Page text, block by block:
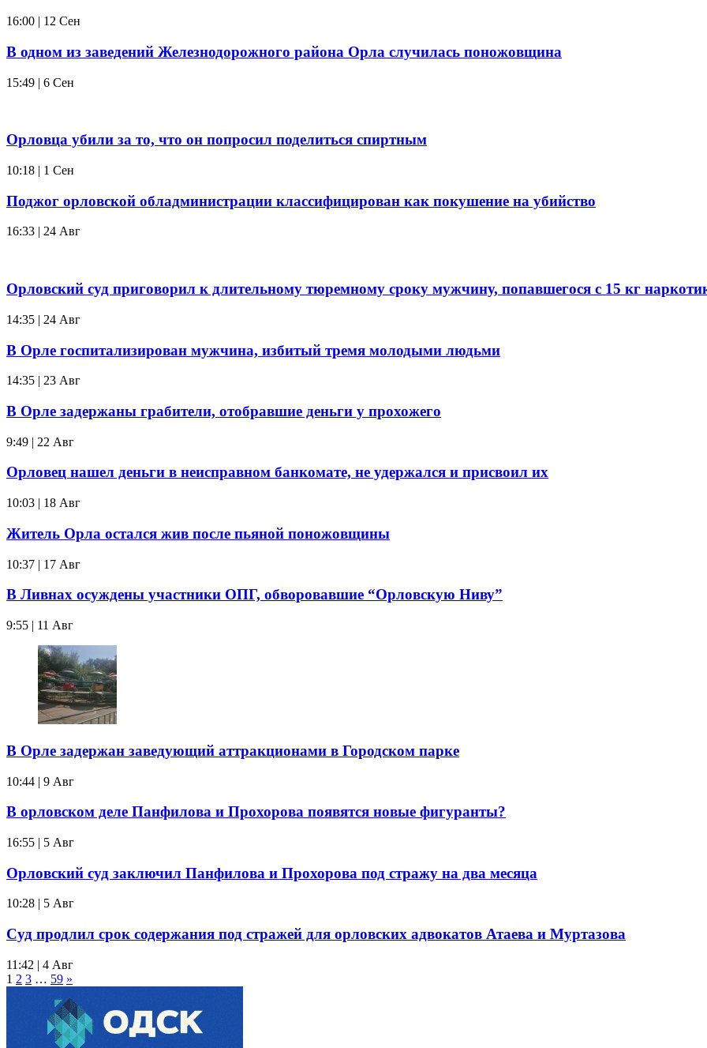
16:00 | 12 Сен
В одном из заведений Железнодорожного района Орла случилась поножовщина
15:49 | 6 Сен
Орловца убили за то, что он попросил поделиться спиртным
10:18 | 1 Сен
Поджог орловской обладминистрации классифицирован как покушение на убийство
16:33 | 24 Авг
Орловский суд приговорил к длительному тюремному сроку мужчину, попавшегося с 15 кг
14:35 | 24 Авг
В Орле госпитализирован мужчина, избитый тремя молодыми людьми
14:35 | 23 Авг
В Орле задержаны грабители, отобравшие деньги у прохожего
9:49 | 22 Авг
Орловец нашел деньги в неисправном банкомате, не удержался и присвоил их
10:03 | 18 Авг
Житель Орла остался жив после пьяной поножовщины
10:37 | 17 Авг
В Ливнах осуждены участники ОПГ, обворовавшие “Орловскую Ниву”
9:55 | 11 Авг
В Орле задержан заведующий аттракционами в Городском парке
10:44 | 9 Авг
В орловском деле Панфилова и Прохорова появятся новые фигуранты?
16:55 | 5 Авг
Орловский суд заключил Панфилова и Прохорова под стражу на два месяца
10:28 | 5 Авг
Суд продлил срок содержания под стражей для орловских адвокатов Атаева и Муртазова
11:42 | 4 Авг
1 2 3 … 59 »